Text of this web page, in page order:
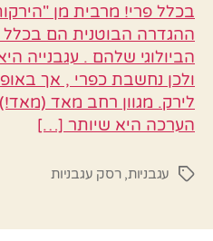
בכלל פרי! מרבית מן
ההגדרה הבוטנית הם בכלל
הביולוגי שלהם . עגבנייה
ולכן נחשבת כפרי , אך
לירק. מגוון רחב מאד
הערכה היא שיותר […]
תגיותעגבניות,רסק עגבניות